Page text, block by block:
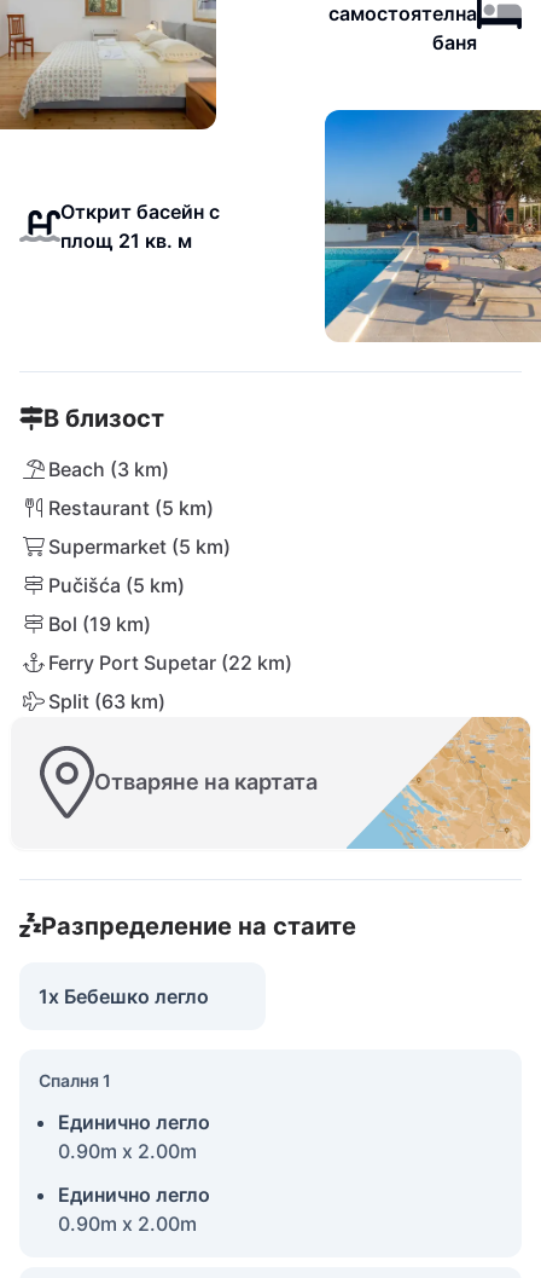
самостоятелна
баня
Открит басейн с
площ 21 кв. м
В близост
Beach (3 km)
Restaurant (5 km)
Supermarket (5 km)
Pučišća (5 km)
Bol (19 km)
Ferry Port Supetar (22 km)
Split (63 km)
Отваряне на картата
Разпределение на стаите
1x Бебешко легло
Спалня 1
Единично легло
0.90m x 2.00m
Единично легло
0.90m x 2.00m